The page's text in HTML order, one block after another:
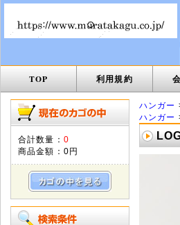
TOP 利用規約
合計数量： 0
商品金額： 0円
ハンガー
ハンガー